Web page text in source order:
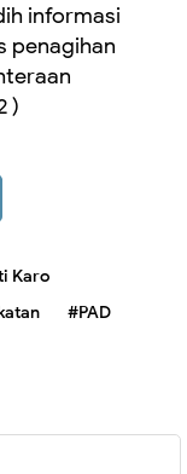
informasi
penagihan
)
Karo
#PAD